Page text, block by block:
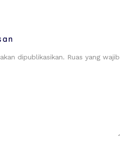
dipublikasikan. Ruas yang wajib